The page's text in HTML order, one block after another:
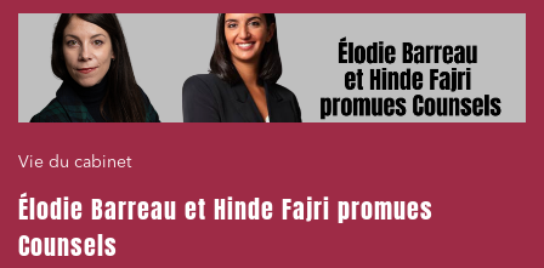
Vie du cabinet
Élodie Barreau et Hinde Fajri promues
Counsels